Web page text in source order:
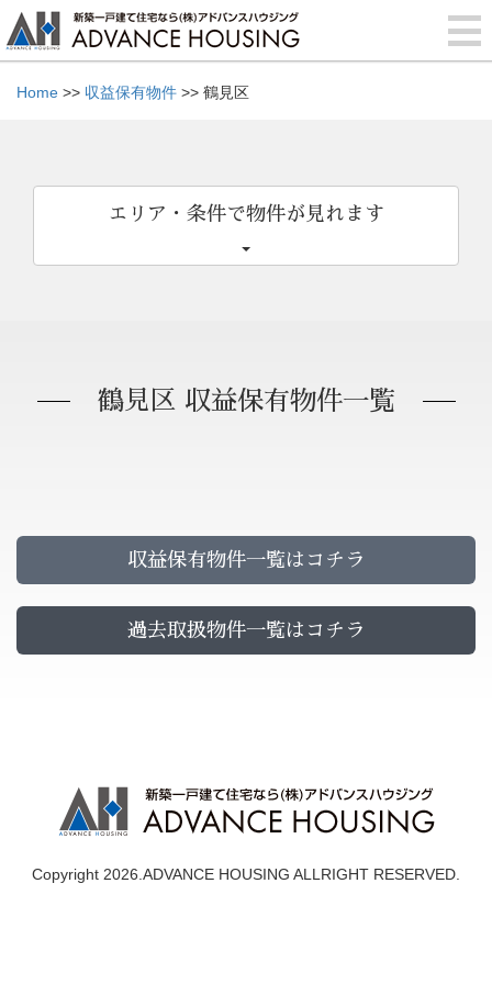
Home >> 収益保有物件 >> 鶴見区
エリア・条件で物件が見れます
鶴見区 収益保有物件一覧
収益保有物件一覧はコチラ
過去取扱物件一覧はコチラ
Copyright 2026.ADVANCE HOUSING ALLRIGHT RESERVED.